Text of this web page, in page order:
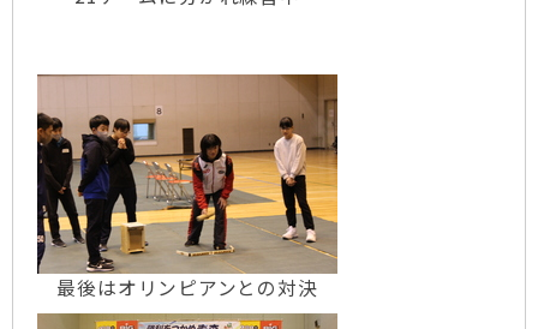
最後はオリンピアンとの対決